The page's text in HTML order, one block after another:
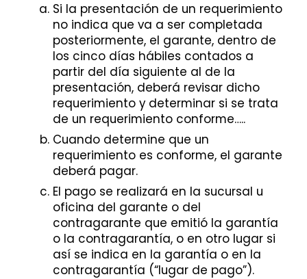
Si la presentación de un requerimiento
no indica que va a ser completada
posteriormente, el garante, dentro de
los cinco días hábiles contados a
partir del día siguiente al de la
presentación, deberá revisar dicho
requerimiento y determinar si se trata
de un requerimiento conforme…..
Cuando determine que un
requerimiento es conforme, el garante
deberá pagar.
El pago se realizará en la sucursal u
oficina del garante o del
contragarante que emitió la garantía
o la contragarantía, o en otro lugar si
así se indica en la garantía o en la
contragarantía (“lugar de pago”).